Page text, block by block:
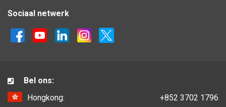
Sociaal netwerk
Bel ons:
Hongkong:
+852 3702 1796